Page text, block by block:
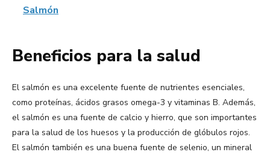
Salmón
Beneficios para la salud
El salmón es una excelente fuente de nutrientes esenciales,
como proteínas, ácidos grasos omega-3 y vitaminas B. Además,
el salmón es una fuente de calcio y hierro, que son importantes
para la salud de los huesos y la producción de glóbulos rojos.
El salmón también es una buena fuente de selenio, un mineral